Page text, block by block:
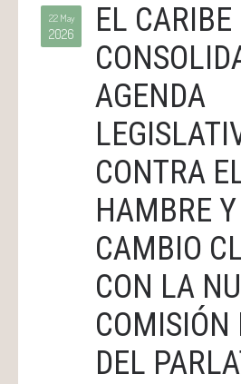
22 May
2026
EL CARIBE
AGENDA
CONTRA
HAMBRE
CAMBIO
CON LA
COMISIÓN
DEL